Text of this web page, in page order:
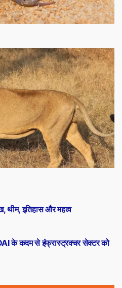
के कदम से इंफ्रास्ट्रक्चर सेक्टर को
थीम, इतिहास और महत्व